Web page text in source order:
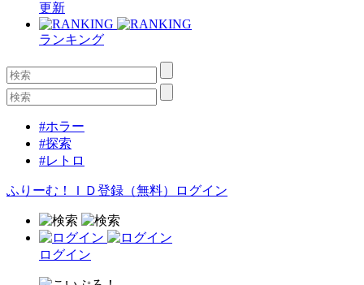
更新
ランキング
#ホラー
#探索
#レトロ
ふりーむ！ＩＤ登録（無料） ログイン
ログイン